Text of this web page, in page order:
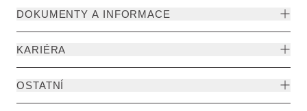
DOKUMENTY A INFORMACE
KARIÉRA
OSTATNÍ